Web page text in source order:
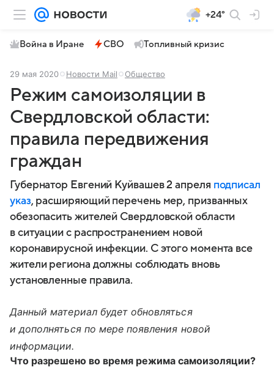
+24°
Война в Иране СВО Топливный кризис
29 мая 2020 Новости Mail Общество
Режим самоизоляции в
Свердловской области:
правила передвижения
граждан
Губернатор Евгений Куйвашев 2 апреля подписал
указ, расширяющий перечень мер, призванных
обезопасить жителей Свердловской области
в ситуации с распространением новой
коронавирусной инфекции. С этого момента все
жители региона должны соблюдать вновь
установленные правила.
Данный материал будет обновляться
и дополняться по мере появления новой
информации.
Что разрешено во время режима самоизоляции?